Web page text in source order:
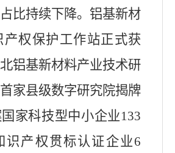
比持续下降。 铝基新材
产权保护工作站正式获
铝基新材料产业技术研
家县级数字研究院揭牌
家科技型中小企业133
识产权贯标认证企业6